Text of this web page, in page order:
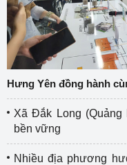
Hưng Yên đồng hành
Xã Đắk Long (Quảng
bền vững
Nhiều địa phương